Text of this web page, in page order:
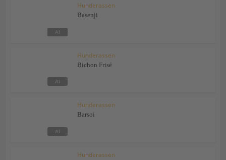
Hunderassen
Basenji
Hunderassen
Bichon Frisé
Hunderassen
Barsoi
Hunderassen